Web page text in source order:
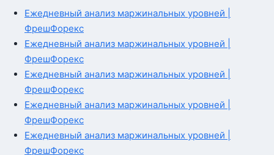
Ежедневный анализ маржинальных уровней |
ФрешФорекс
Ежедневный анализ маржинальных уровней |
ФрешФорекс
Ежедневный анализ маржинальных уровней |
ФрешФорекс
Ежедневный анализ маржинальных уровней |
ФрешФорекс
Ежедневный анализ маржинальных уровней |
ФрешФорекс